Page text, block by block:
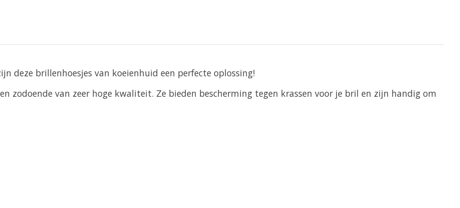
deze brillenhoesjes van koeienhuid een perfecte oplossing!
zodoende van zeer hoge kwaliteit. Ze bieden bescherming tegen krassen voor je bril en zijn handig om